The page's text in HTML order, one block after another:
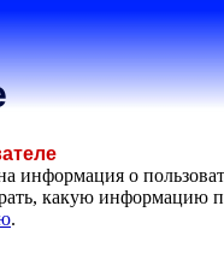
информация о
какую информацию
.